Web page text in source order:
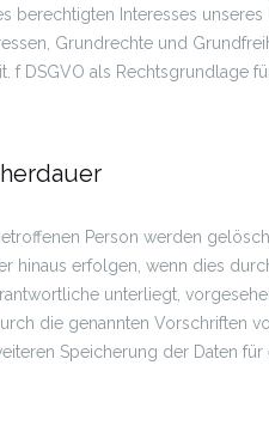
berechtigten Interesses
Grundrechte und
f DSGVO als Rechtsgrundlage
Person werden
hinaus erfolgen, wenn dies
unterliegt,
die genannten Vorschriften
Speicherung der Daten